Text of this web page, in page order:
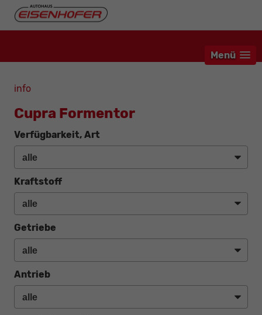
Menü
info
Cupra Formentor
Verfügbarkeit, Art
Kraftstoff
Getriebe
Antrieb